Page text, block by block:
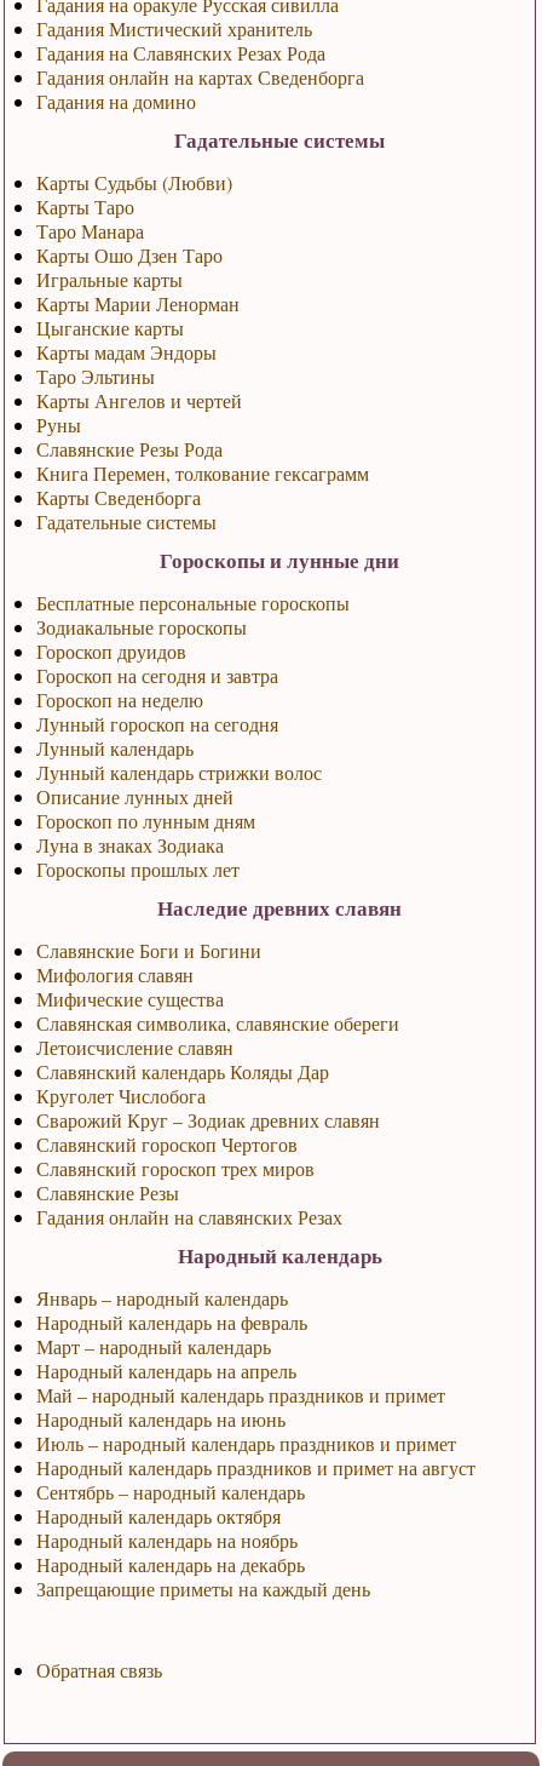
Гадания Мистический хранитель
Гадания на Славянских Резах Рода
Гадания онлайн на картах Сведенборга
Гадания на домино
Гадательные системы
Карты Судьбы (Любви)
Карты Таро
Таро Манара
Карты Ошо Дзен Таро
Игральные карты
Карты Марии Ленорман
Цыганские карты
Карты мадам Эндоры
Таро Эльтины
Карты Ангелов и чертей
Руны
Славянские Резы Рода
Книга Перемен, толкование гексаграмм
Карты Сведенборга
Гадательные системы
Гороскопы и лунные дни
Бесплатные персональные гороскопы
Зодиакальные гороскопы
Гороскоп друидов
Гороскоп на сегодня и завтра
Гороскоп на неделю
Лунный гороскоп на сегодня
Лунный календарь
Лунный календарь стрижки волос
Описание лунных дней
Гороскоп по лунным дням
Луна в знаках Зодиака
Гороскопы прошлых лет
Наследие древних славян
Славянские Боги и Богини
Мифология славян
Мифические существа
Славянская символика, славянские обереги
Летоисчисление славян
Славянский календарь Коляды Дар
Круголет Числобога
Сварожий Круг – Зодиак древних славян
Славянский гороскоп Чертогов
Славянский гороскоп трех миров
Славянские Резы
Гадания онлайн на славянских Резах
Народный календарь
Январь – народный календарь
Народный календарь на февраль
Март – народный календарь
Народный календарь на апрель
Май – народный календарь праздников и примет
Народный календарь на июнь
Июль – народный календарь праздников и примет
Народный календарь праздников и примет на август
Сентябрь – народный календарь
Народный календарь октября
Народный календарь на ноябрь
Народный календарь на декабрь
Запрещающие приметы на каждый день
Обратная связь